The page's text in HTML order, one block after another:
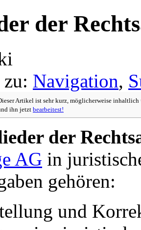
der
Navigation,
Artikel ist sehr kurz, möglicherweise
ihn jetzt bearbeitest!
der
AG in
gehören:
und